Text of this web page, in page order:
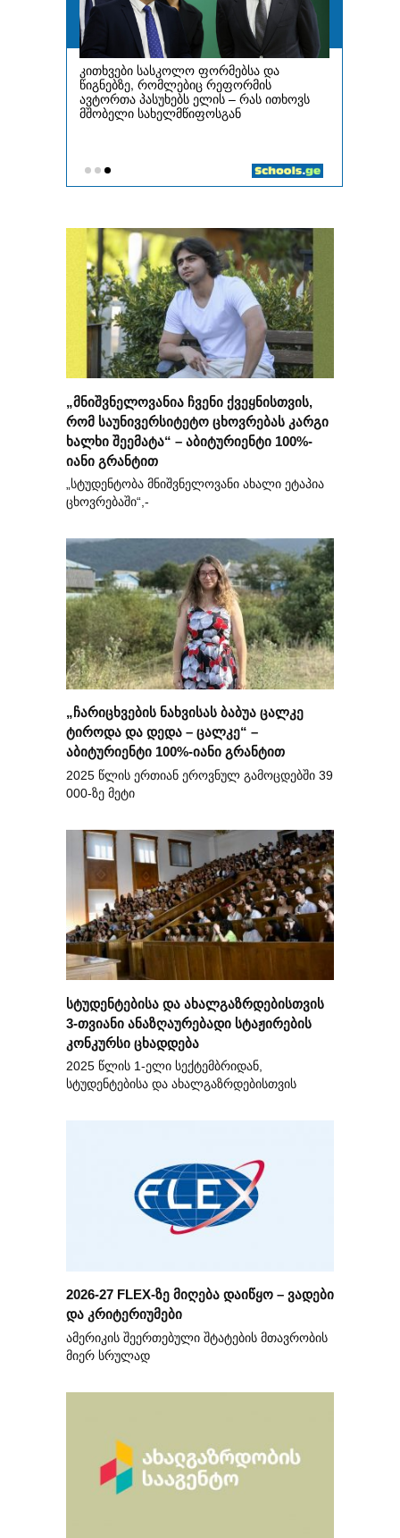
„მნიშვნელოვანია ჩვენი ქვეყნისთვის,
რომ საუნივერსიტეტო ცხოვრებას კარგი
ხალხი შეემატა“ – აბიტურიენტი 100%-
იანი გრანტით
„სტუდენტობა მნიშვნელოვანი ახალი ეტაპია
ცხოვრებაში“,-
„ჩარიცხვების ნახვისას ბაბუა ცალკე
ტიროდა და დედა – ცალკე“ –
აბიტურიენტი 100%-იანი გრანტით
2025 წლის ერთიან ეროვნულ გამოცდებში 39
000-ზე მეტი
სტუდენტებისა და ახალგაზრდებისთვის
3-თვიანი ანაზღაურებადი სტაჟირების
კონკურსი ცხადდება
2025 წლის 1-ელი სექტემბრიდან,
სტუდენტებისა და ახალგაზრდებისთვის
2026-27 FLEX-ზე მიღება დაიწყო – ვადები
და კრიტერიუმები
ამერიკის შეერთებული შტატების მთავრობის
მიერ სრულად